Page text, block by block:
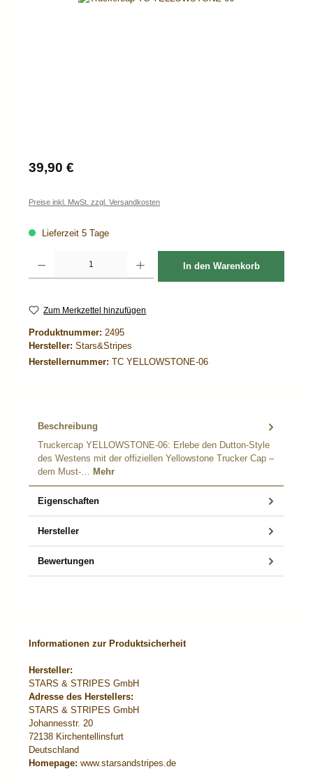
Regulärer Preis:
39,90 €
Preise inkl. MwSt. zzgl. Versandkosten
Lieferzeit 5 Tage
In den Warenkorb
Zum Merkzettel hinzufügen
Produktnummer: 2495
Hersteller: Stars&Stripes
Herstellernummer: TC YELLOWSTONE-06
Beschreibung
Truckercap YELLOWSTONE-06: Erlebe den Dutton-Style
des Westens mit der offiziellen Yellowstone Trucker Cap –
dem Must-…
Mehr
Eigenschaften
Hersteller
Bewertungen
Informationen zur Produktsicherheit
Hersteller:
STARS & STRIPES GmbH
Adresse des Herstellers:
STARS & STRIPES GmbH
Johannesstr. 20
72138 Kirchentellinsfurt
Deutschland
Homepage: www.starsandstripes.de